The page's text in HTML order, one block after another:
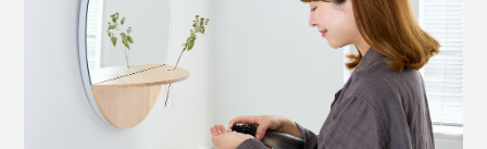
『NENRIN CLOCK』や『M.SCOOP』でおなじみのミ
マツ工芸が、地元・佐賀の杉を、選び抜いてつくった家